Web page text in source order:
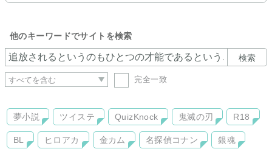
他のキーワードでサイトを検索
検索
完全一致
夢小説 ツイステ QuizKnock 鬼滅の刃 R18
BL ヒロアカ 金カム 名探偵コナン 銀魂